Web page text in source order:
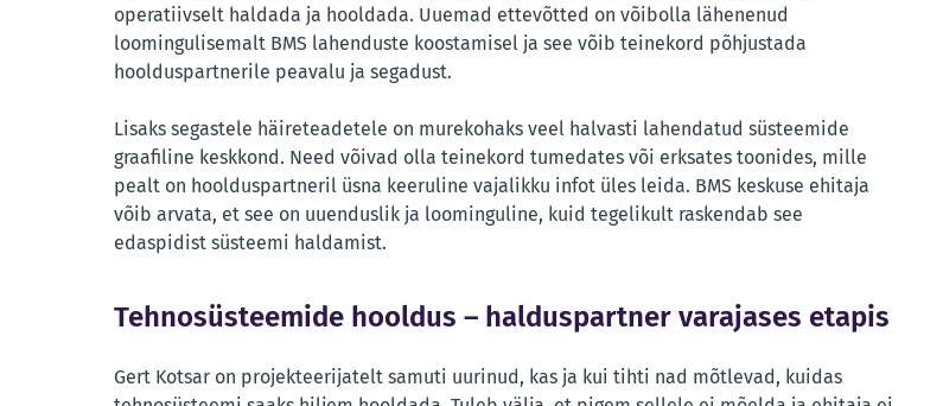
operatiivselt haldada ja hooldada. Uuemad ettevõtted on võibolla lähenenud
loomingulisemalt BMS lahenduste koostamisel ja see võib teinekord põhjustada
hoolduspartnerile peavalu ja segadust.
Lisaks segastele häireteadetele on murekohaks veel halvasti lahendatud süsteemide
graafiline keskkond. Need võivad olla teinekord tumedates või erksates toonides, mille
pealt on hoolduspartneril üsna keeruline vajalikku infot üles leida. BMS keskuse ehitaja
võib arvata, et see on uuenduslik ja loominguline, kuid tegelikult raskendab see
edaspidist süsteemi haldamist.
Tehnosüsteemide hooldus – halduspartner varajases etapis
Gert Kotsar on projekteerijatelt samuti uurinud, kas ja kui tihti nad mõtlevad, kuidas